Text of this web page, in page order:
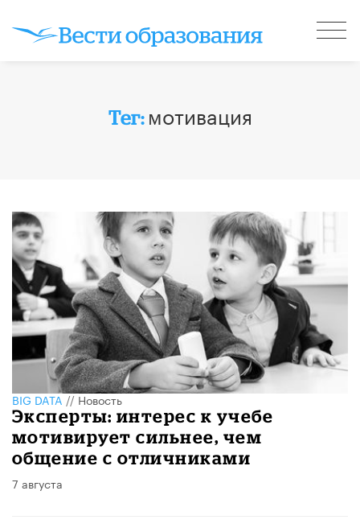
Тег: мотивация
BIG DATA//Новость
Эксперты: интерес к учебе
мотивирует сильнее, чем
общение с отличниками
7 августа